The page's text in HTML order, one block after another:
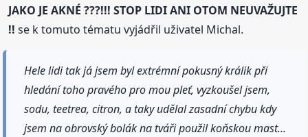
JAKO JE AKNÉ ???!!! STOP LIDI ANI OTOM NEUVAŽUJTE
!! se k tomuto tématu vyjádřil uživatel Michal.
Hele lidi tak já jsem byl extrémní pokusný králik při
hledání toho pravého pro mou pleť, vyzkoušel jsem,
sodu, teetrea, citron, a taky udělal zasadní chybu kdy
jsem na obrovský bolák na tváři použil koňskou mast...